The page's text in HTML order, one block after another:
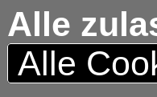
Alle
Alle